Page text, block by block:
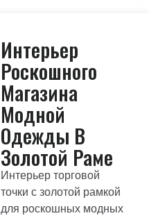
Интерьер
Роскошного
Магазина
Модной
Одежды В
Золотой Раме
Интерьер торговой
точки с золотой рамкой
для роскошных модных